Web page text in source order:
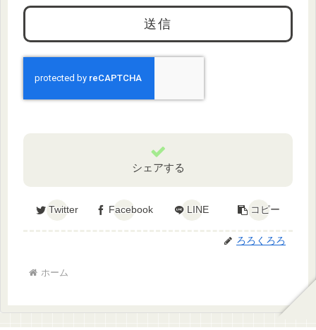
シェアする
Twitter Facebook LINE コピー
ろろくろろ
ホーム